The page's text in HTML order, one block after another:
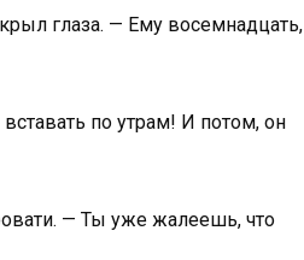
глаза. — Ему восемнадцать,
по утрам! И потом, он
— Ты уже жалеешь, что